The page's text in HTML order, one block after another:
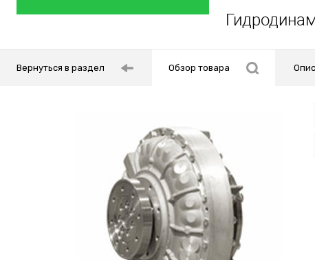
Вернуться в раздел Обзор товара